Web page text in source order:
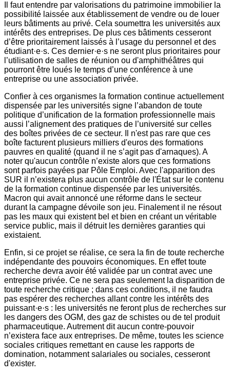
Il faut entendre par valorisations du patrimoine immobilier la
possibilité laissée aux établissement de vendre ou de louer
leurs bâtiments au privé. Cela soumettra les universités aux
intérêts des entreprises. De plus ces bâtiments cesseront
d’être prioritairement laissés à l’usage du personnel et des
étudiant·e·s. Ces dernier·e·s ne seront plus prioritaires pour
l’utilisation de salles de réunion ou d'amphithéâtres qui
pourront être loués le temps d’une conférence à une
entreprise ou une association privée.
Confier à ces organismes la formation continue actuellement
dispensée par les universités signe l’abandon de toute
politique d’unification de la formation professionnelle mais
aussi l’alignement des pratiques de l’université sur celles
des boîtes privées de ce secteur. Il n'est pas rare que ces
boîte facturent plusieurs milliers d'euros des formations
pauvres en qualité (quand il ne s’agit pas d'arnaques). A
noter qu'aucun contrôle n’existe alors que ces formations
sont parfois payées par Pôle Emploi. Avec l'apparition des
SUR il n’existera plus aucun contrôle de l'État sur le contenu
de la formation continue dispensée par les universités.
Macron qui avait annoncé une réforme dans le secteur
durant la campagne dévoile son jeu. Finalement il ne résout
pas les maux qui existent bel et bien en créant un véritable
service public, mais il détruit les dernières garanties qui
existaient.
Enfin, si ce projet se réalise, ce sera la fin de toute recherche
indépendante des pouvoirs économiques. En effet toute
recherche devra avoir été validée par un contrat avec une
entreprise privée. Ce ne sera pas seulement la disparition de
toute recherche critique ; dans ces conditions, il ne faudra
pas espérer des recherches allant contre les intérêts des
puissant·e·s : les universités ne feront plus de recherches sur
les dangers des OGM, des gaz de schistes ou de tel produit
pharmaceutique. Autrement dit aucun contre-pouvoir
n’existera face aux entreprises. De même, toutes les science
sociales critiques remettant en cause les rapports de
domination, notamment salariales ou sociales, cesseront
d'exister.